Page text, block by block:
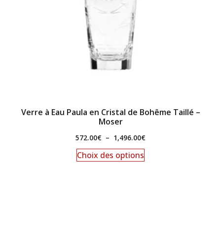
Verre à Eau Paula en Cristal de Bohême Taillé –
Moser
572.00€ – 1,496.00€
Choix des options